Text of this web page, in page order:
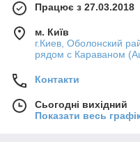
Працює з 27.03.2018
м. Київ
г.Киев, Оболонский
рядом с Караваном
Контакти
Сьогодні вихідний
Показати весь